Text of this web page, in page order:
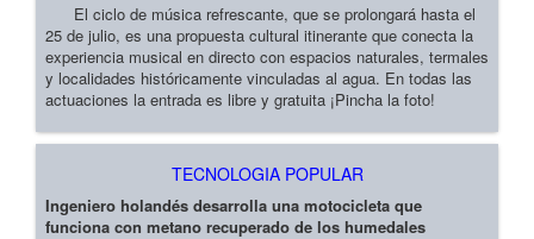
El ciclo de música refrescante, que se prolongará hasta el
25 de julio, es una propuesta cultural itinerante que conecta la
experiencia musical en directo con espacios naturales, termales
y localidades históricamente vinculadas al agua. En todas las
actuaciones la entrada es libre y gratuita ¡Pincha la foto!
TECNOLOGIA POPULAR
Ingeniero holandés desarrolla una motocicleta que
funciona con metano recuperado de los humedales